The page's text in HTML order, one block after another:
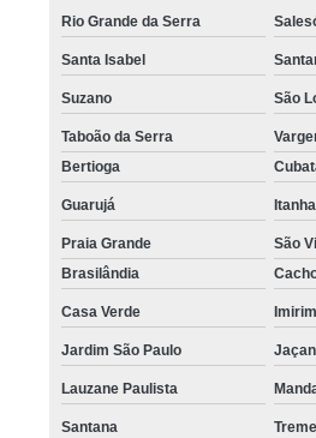
Rio Grande da Serra
Santa Isabel
Suzano São
Taboão da Serra
Bertioga
Guarujá
Praia Grande
São
Brasilândia
Casa Verde Imirim
Jardim São Paulo
Lauzane Paulista
Santana